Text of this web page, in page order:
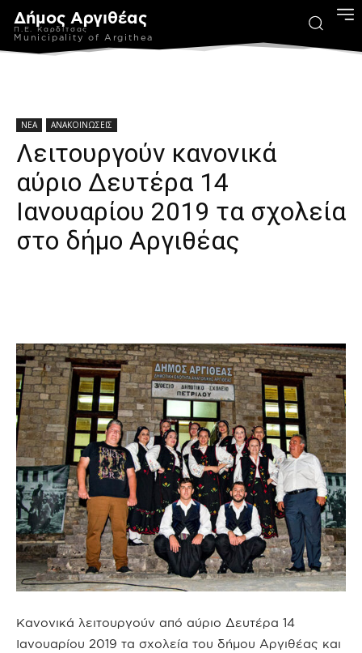
Δήμος Αργιθέας
Π.Ε. Καρδίτσας
Municipality of Argithea
ΝΕΑ ΑΝΑΚΟΙΝΩΣΕΙΣ
Λειτουργούν κανονικά
αύριο Δευτέρα 14
Ιανουαρίου 2019 τα σχολεία
στο δήμο Αργιθέας
Κανονικά λειτουργούν από αύριο Δευτέρα 14
Ιανουαρίου 2019 τα σχολεία του δήμου Αργιθέας και